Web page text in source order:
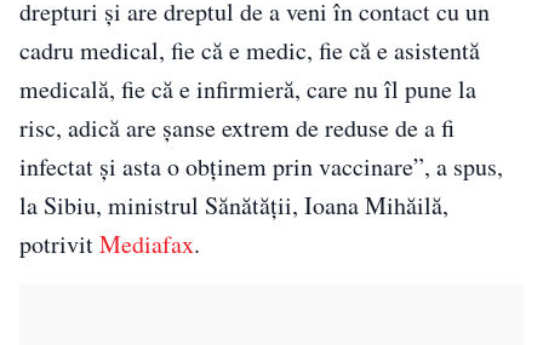
drepturi şi are dreptul de a veni în contact cu un
cadru medical, fie că e medic, fie că e asistentă
medicală, fie că e infirmieră, care nu îl pune la
risc, adică are şanse extrem de reduse de a fi
infectat şi asta o obţinem prin vaccinare”, a spus,
la Sibiu, ministrul Sănătății, Ioana Mihăilă,
potrivitMediafax.